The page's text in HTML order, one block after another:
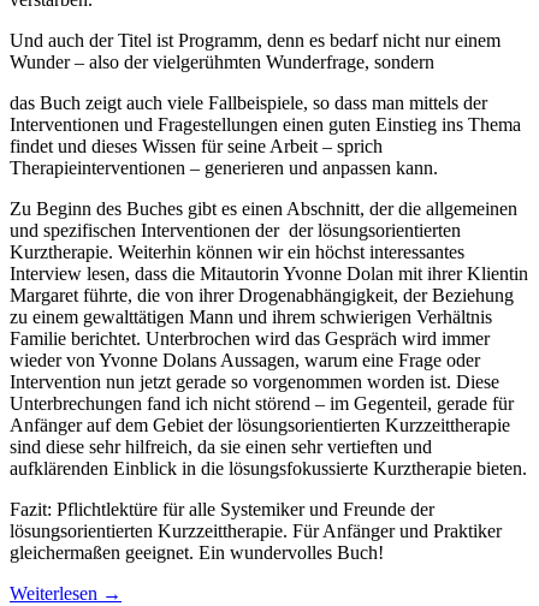
Und auch der Titel ist Programm, denn es bedarf nicht nur einem
Wunder – also der vielgerühmten Wunderfrage, sondern
das Buch zeigt auch viele Fallbeispiele, so dass man mittels der
Interventionen und Fragestellungen einen guten Einstieg ins Thema
findet und dieses Wissen für seine Arbeit – sprich
Therapieinterventionen – generieren und anpassen kann.
Zu Beginn des Buches gibt es einen Abschnitt, der die allgemeinen
und spezifischen Interventionen der der lösungsorientierten
Kurztherapie. Weiterhin können wir ein höchst interessantes
Interview lesen, dass die Mitautorin Yvonne Dolan mit ihrer Klientin
Margaret führte, die von ihrer Drogenabhängigkeit, der Beziehung
zu einem gewalttätigen Mann und ihrem schwierigen Verhältnis
Familie berichtet. Unterbrochen wird das Gespräch wird immer
wieder von Yvonne Dolans Aussagen, warum eine Frage oder
Intervention nun jetzt gerade so vorgenommen worden ist. Diese
Unterbrechungen fand ich nicht störend – im Gegenteil, gerade für
Anfänger auf dem Gebiet der lösungsorientierten Kurzzeittherapie
sind diese sehr hilfreich, da sie einen sehr vertieften und
aufklärenden Einblick in die lösungsfokussierte Kurztherapie bieten.
Fazit: Pflichtlektüre für alle Systemiker und Freunde der
lösungsorientierten Kurzzeittherapie. Für Anfänger und Praktiker
gleichermaßen geeignet. Ein wundervolles Buch!
Weiterlesen →